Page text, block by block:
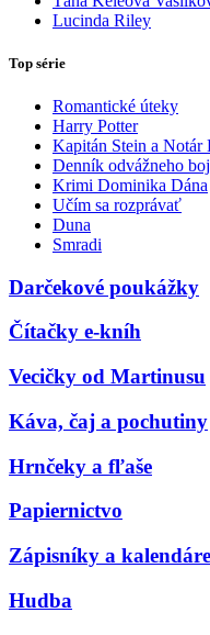
Lucinda Riley
Top série
Romantické úteky
Harry Potter
Kapitán Stein a Notár
Denník odvážneho
Krimi Dominika Dána
Učím sa rozprávať
Duna
Smradi
Darčekové poukážky
Čítačky e-kníh
Vecičky od Martinusu
Káva, čaj a pochutiny
Hrnčeky a fľaše
Papiernictvo
Zápisníky a kalendáre
Hudba